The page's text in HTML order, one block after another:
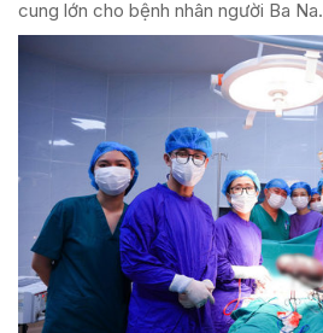
cung lớn cho bệnh nhân người Ba Na.